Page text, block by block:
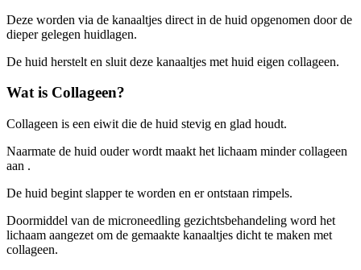
Deze worden via de kanaaltjes direct in de huid opgenomen door de
dieper gelegen huidlagen.
De huid herstelt en sluit deze kanaaltjes met huid eigen collageen.
Wat is Collageen?
Collageen is een eiwit die de huid stevig en glad houdt.
Naarmate de huid ouder wordt maakt het lichaam minder collageen
aan .
De huid begint slapper te worden en er ontstaan rimpels.
Doormiddel van de microneedling gezichtsbehandeling word het
lichaam aangezet om de gemaakte kanaaltjes dicht te maken met
collageen.